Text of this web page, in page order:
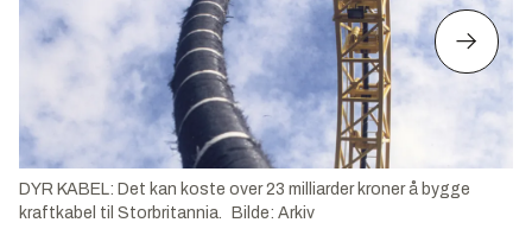
DYR KABEL: Det kan koste over 23 milliarder kroner å bygge
kraftkabel til Storbritannia.
Bilde: Arkiv